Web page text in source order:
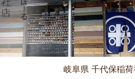
2023/8/10
≪おすすめ≫ 冷たい麺がすすりたいっ
岐阜県 千代保稲